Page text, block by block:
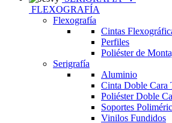
FLEXOGRAFÍA
Flexografía
Cintas
Perfiles
Poliéster de
Serigrafía
Aluminio
Cinta Doble Cara
Poliéster Doble
Soportes
Vinilos Fundidos